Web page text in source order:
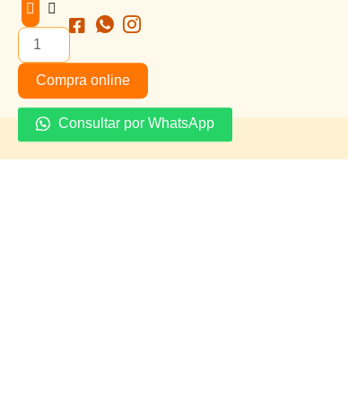
x12und
cantidad
Compra online
Consultar por WhatsApp